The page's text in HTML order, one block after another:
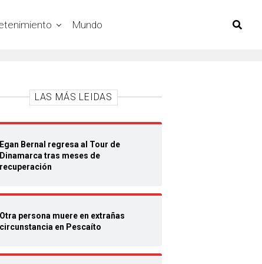
Mundo
LAS MÁS LEIDAS
Egan Bernal regresa al Tour de
Dinamarca tras meses de
recuperación
Otra persona muere en extrañas
circunstancia en Pescaíto